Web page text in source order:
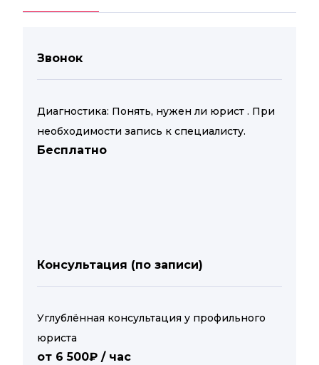
Звонок
Диагностика: Понять, нужен ли юрист . При
необходимости запись к специалисту.
Бесплатно
Консультация (по записи)
Углублённая консультация у профильного
юриста
от 6 500₽ / час